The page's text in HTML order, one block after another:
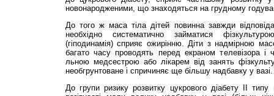
новонародженими, що знаходяться на грудному
До того ж маса тіла дітей повинна завжди
необхідно систематично займатися
(гіподинамія) сприяє ожирінню. Діти з надмірною
багато часу проводять перед екраном телевізора і
льною медсестрою або лікарем від занять
необгрунтоване і спричиняє ще більшу надбавку у вазі.
До групи ризику розвитку цукрового діабету II типу